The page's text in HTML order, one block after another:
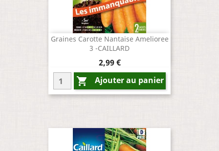
Graines Carotte Nantaise Amelioree
3 -CAILLARD
Prix
2,99 €
 Ajouter au panier